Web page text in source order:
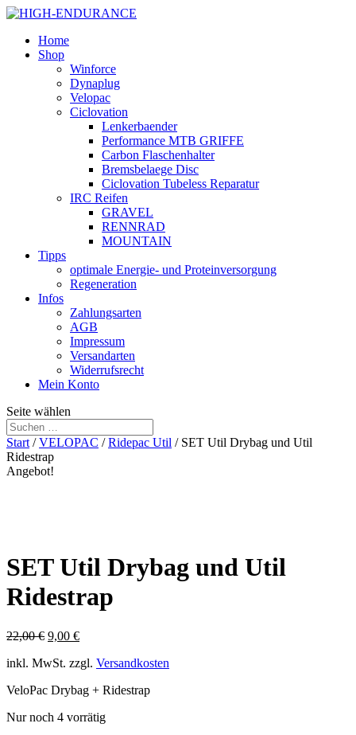
Home
Shop
Winforce
Dynaplug
Velopac
Ciclovation
Lenkerbaender
Performance MTB GRIFFE
Carbon Flaschenhalter
Bremsbelaege Disc
Ciclovation Tubeless Reparatur
IRC Reifen
GRAVEL
RENNRAD
MOUNTAIN
Tipps
optimale Energie- und Proteinversorgung
Regeneration
Infos
Zahlungsarten
AGB
Impressum
Versandarten
Widerrufsrecht
Mein Konto
Seite wählen
Start /VELOPAC /Ridepac Util / SET Util Drybag und Util
Ridestrap
Angebot!
SET Util Drybag und Util
Ridestrap
22,00€ Ursprünglicher
war:
9,00 €Aktueller
ist:
inkl. MwSt. zzgl. Versandkosten
VeloPac Drybag + Ridestrap
Nur noch 4 vorrätig